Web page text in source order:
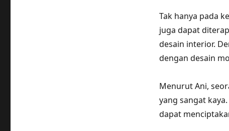
Tak hanya pada
juga dapat
desain interior.
dengan desain
Menurut Ani,
yang sangat
dapat